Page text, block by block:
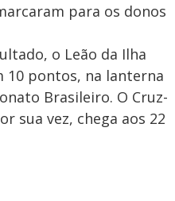
para os donos
o Leão da Ilha
10 pontos, na lanterna
Brasileiro. O Cruz-
sua vez, chega aos 22